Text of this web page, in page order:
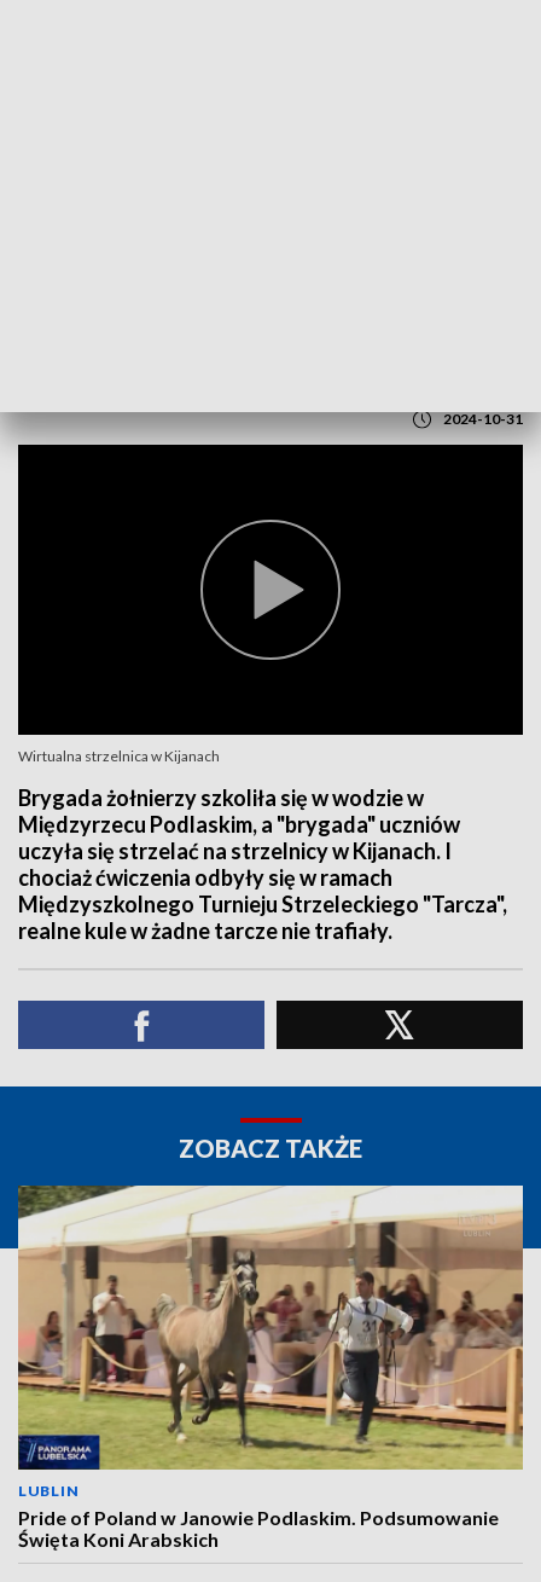
2024-10-31
Wirtualna strzelnica w Kijanach
Brygada żołnierzy szkoliła się w wodzie w
Międzyrzecu Podlaskim, a "brygada" uczniów
uczyła się strzelać na strzelnicy w Kijanach. I
chociaż ćwiczenia odbyły się w ramach
Międzyszkolnego Turnieju Strzeleckiego "Tarcza",
realne kule w żadne tarcze nie trafiały.
ZOBACZ TAKŻE
LUBLIN
Pride of Poland w Janowie Podlaskim. Podsumowanie
Święta Koni Arabskich